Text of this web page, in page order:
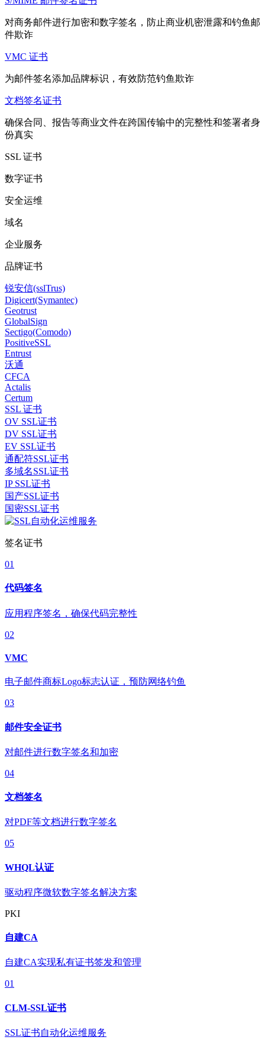
对商务邮件进行加密和数字签名，防止商业机密泄露和钓鱼邮
件欺诈
VMC 证书
为邮件签名添加品牌标识，有效防范钓鱼欺诈
文档签名证书
确保合同、报告等商业文件在跨国传输中的完整性和签署者身
份真实
SSL 证书
数字证书
安全运维
域名
企业服务
品牌证书
锐安信(sslTrus)
Digicert(Symantec)
Geotrust
GlobalSign
Sectigo(Comodo)
PositiveSSL
Entrust
沃通
CFCA
Actalis
Certum
SSL 证书
OV SSL证书
DV SSL证书
EV SSL证书
通配符SSL证书
多域名SSL证书
IP SSL证书
国产SSL证书
国密SSL证书
签名证书
01
代码签名
应用程序签名，确保代码完整性
02
VMC
电子邮件商标Logo标志认证，预防网络钓鱼
03
邮件安全证书
对邮件进行数字签名和加密
04
文档签名
对PDF等文档进行数字签名
05
WHQL认证
驱动程序微软数字签名解决方案
PKI
自建CA
自建CA实现私有证书签发和管理
01
CLM-SSL证书
SSL证书自动化运维服务